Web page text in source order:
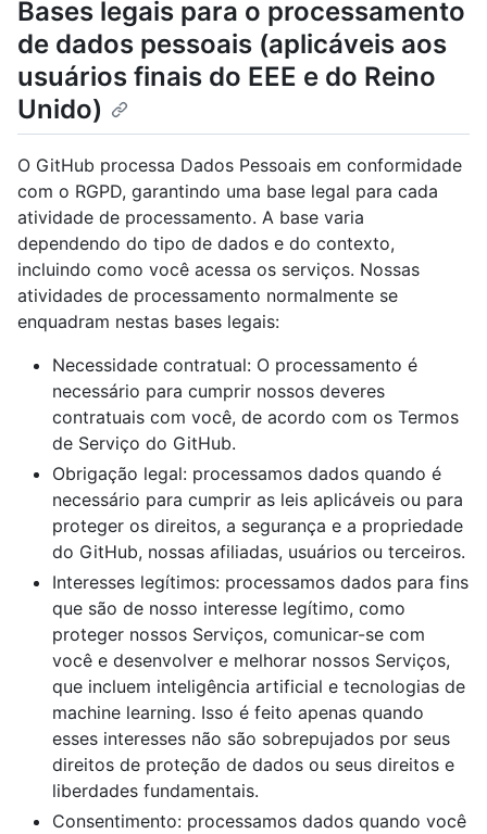
Bases legais para o processamento
de dados pessoais (aplicáveis aos
usuários finais do EEE e do Reino
Unido)
O GitHub processa Dados Pessoais em conformidade
com o RGPD, garantindo uma base legal para cada
atividade de processamento. A base varia
dependendo do tipo de dados e do contexto,
incluindo como você acessa os serviços. Nossas
atividades de processamento normalmente se
enquadram nestas bases legais:
Necessidade contratual: O processamento é
necessário para cumprir nossos deveres
contratuais com você, de acordo com os Termos
de Serviço do GitHub.
Obrigação legal: processamos dados quando é
necessário para cumprir as leis aplicáveis ou para
proteger os direitos, a segurança e a propriedade
do GitHub, nossas afiliadas, usuários ou terceiros.
Interesses legítimos: processamos dados para fins
que são de nosso interesse legítimo, como
proteger nossos Serviços, comunicar-se com
você e desenvolver e melhorar nossos Serviços,
que incluem inteligência artificial e tecnologias de
machine learning. Isso é feito apenas quando
esses interesses não são sobrepujados por seus
direitos de proteção de dados ou seus direitos e
liberdades fundamentais.
Consentimento: processamos dados quando você